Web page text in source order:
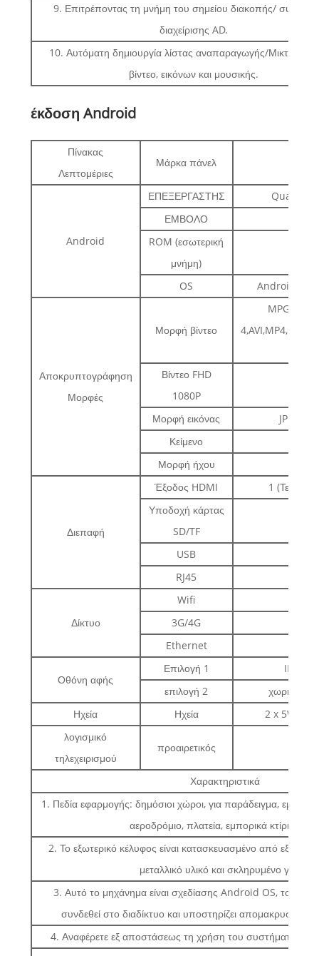
9. Επιτρέποντας τη μνήμη του σημείου διακοπής/
διαχείρισης AD.
10. Αυτόματη δημιουργία λίστας αναπαραγωγής/Μικτή
βίντεο, εικόνων και μουσικής.
έκδοση Android
Πίνακας
Λεπτομέριες
Μάρκα πάνελ
Android
ΕΠΕΞΕΡΓΑΣΤΗΣ
Quad-
ΕΜΒΟΛΟ
ROM (εσωτερική
μνήμη)
OS Android 5.1
Αποκρυπτογράφηση
Μορφές
Μορφή βίντεο
Βίντεο FHD
1080P
Μορφή εικόνας
JPG,
Κείμενο
Μορφή ήχου
Διεπαφή
Έξοδος HDMI
1
Υποδοχή κάρτας
SD/TF
USB
RJ45
Δίκτυο
Wifi
3G/4G
Ethernet
Οθόνη αφής
Επιλογή 1
IR αφή
επιλογή 2
χωρητική
Ηχεία
Ηχεία
2 x 5W
λογισμικό
τηλεχειρισμού
προαιρετικός
Χαρακτηριστικά
1. Πεδία εφαρμογής: δημόσιοι χώροι, για παράδειγμα,
αεροδρόμιο, πλατεία, εμπορικά κτίρια
2. Το εξωτερικό κέλυφος είναι κατασκευασμένο από
μεταλλικό υλικό και σκληρυμένο γυαλί.
3. Αυτό το μηχάνημα είναι σχεδίασης Android OS, το
συνδεθεί στο διαδίκτυο και υποστηρίζει
4. Αναφέρετε εξ αποστάσεως τη χρήση του συστήματος